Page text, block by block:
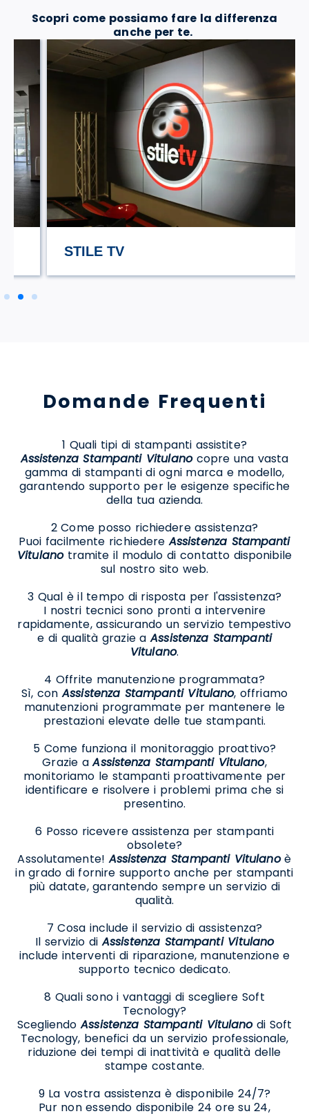
Scopri come possiamo fare la differenza
anche per te.
STILE TV
Domande Frequenti
1 Quali tipi di stampanti assistite?
Assistenza Stampanti Vitulanocopre una vasta
gamma di stampanti di ogni marca e modello,
garantendo supporto per le esigenze specifiche
della tua azienda.
2 Come posso richiedere assistenza?
Puoi facilmente richiedereAssistenza Stampanti
Vitulanotramite il modulo di contatto disponibile
sul nostro sito web.
3 Qual è il tempo di risposta per l'assistenza?
I nostri tecnici sono pronti a intervenire
rapidamente, assicurando un servizio tempestivo
e di qualità grazie aAssistenza Stampanti
Vitulano.
4 Offrite manutenzione programmata?
Sì, conAssistenza Stampanti Vitulano, offriamo
manutenzioni programmate per mantenere le
prestazioni elevate delle tue stampanti.
5 Come funziona il monitoraggio proattivo?
Grazie aAssistenza Stampanti Vitulano,
monitoriamo le stampanti proattivamente per
identificare e risolvere i problemi prima che si
presentino.
6 Posso ricevere assistenza per stampanti
obsolete?
Assolutamente!Assistenza Stampanti Vitulanoè
in grado di fornire supporto anche per stampanti
più datate, garantendo sempre un servizio di
qualità.
7 Cosa include il servizio di assistenza?
Il servizio diAssistenza Stampanti Vitulano
include interventi di riparazione, manutenzione e
supporto tecnico dedicato.
8 Quali sono i vantaggi di scegliere Soft
Tecnology?
ScegliendoAssistenza Stampanti Vitulanodi Soft
Tecnology, benefici da un servizio professionale,
riduzione dei tempi di inattività e qualità delle
stampe costante.
9 La vostra assistenza è disponibile 24/7?
Pur non essendo disponibile 24 ore su 24,